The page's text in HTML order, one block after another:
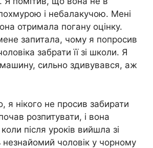
і небалакучою. Мені
отримала погану оцінку.
запитала, чому я попросив
забрати її зі школи. Я
машину, сильно здивувався, аж
я нікого не просив забирати
розпитувати, і вона
після уроків вийшла зі
чоловік у чорному